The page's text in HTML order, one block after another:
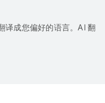
译成您偏好的语言。AI 翻